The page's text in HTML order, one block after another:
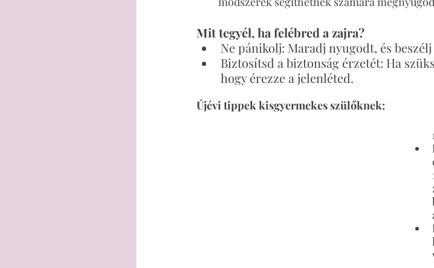
Mit tegyél, ha felébred a zajra?
Ne pánikolj: Maradj nyugodt, és
Biztosítsd a biztonság érzetét: Ha
hogy érezze a jelenléted.
Újévi tippek kisgyermekes szülőknek: